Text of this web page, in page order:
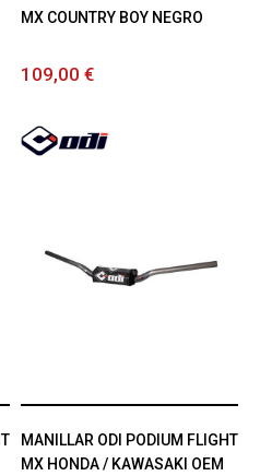
MX COUNTRY BOY NEGRO
109,00 €
MANILLAR ODI PODIUM FLIGHT
MX HONDA / KAWASAKI OEM